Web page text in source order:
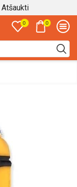
Atšaukti
0 0